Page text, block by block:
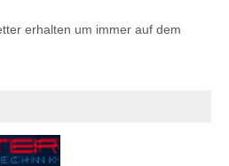
erhalten um immer auf dem